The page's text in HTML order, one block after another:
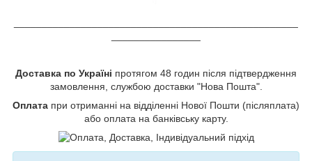
Доставка по Україні протягом 48 годин після підтвердження
замовлення, службою доставки "Нова Пошта".
Оплата при отриманні на відділенні Нової Пошти (післяплата)
або оплата на банківську карту.